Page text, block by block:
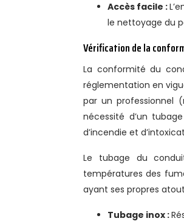
Accès facile :
le nettoyage du
Vérification de la
La conformité du
réglementation en
par un professionnel
nécessité d’un
d’incendie et
Le tubage du
températures des
ayant ses propres
Tubage inox :